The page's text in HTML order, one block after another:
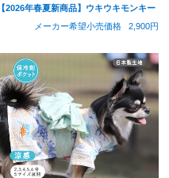
【2026年春夏新商品】ウキウキモンキー
メーカー希望小売価格
2,900円